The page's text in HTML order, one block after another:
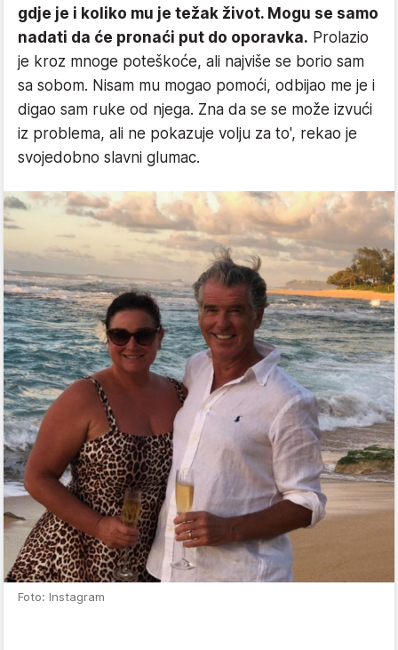
gdje je i koliko mu je težak život. Mogu se samo
nadati da će pronaći put do oporavka. Prolazio
je kroz mnoge poteškoće, ali najviše se borio sam
sa sobom. Nisam mu mogao pomoći, odbijao me je i
digao sam ruke od njega. Zna da se se može izvući
iz problema, ali ne pokazuje volju za to', rekao je
svojedobno slavni glumac.
Foto: Instagram